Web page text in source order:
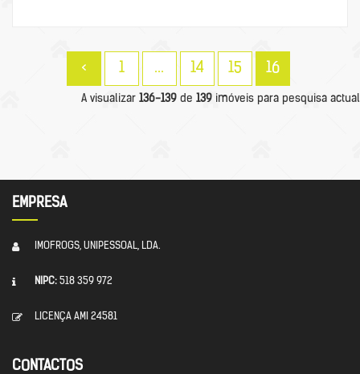
< 1 ... 14 15 16
A visualizar 136-139 de 139 imóveis para pesquisa actual
EMPRESA
IMOFROGS, UNIPESSOAL, LDA.
NIPC: 518 359 972
LICENÇA AMI 24581
CONTACTOS